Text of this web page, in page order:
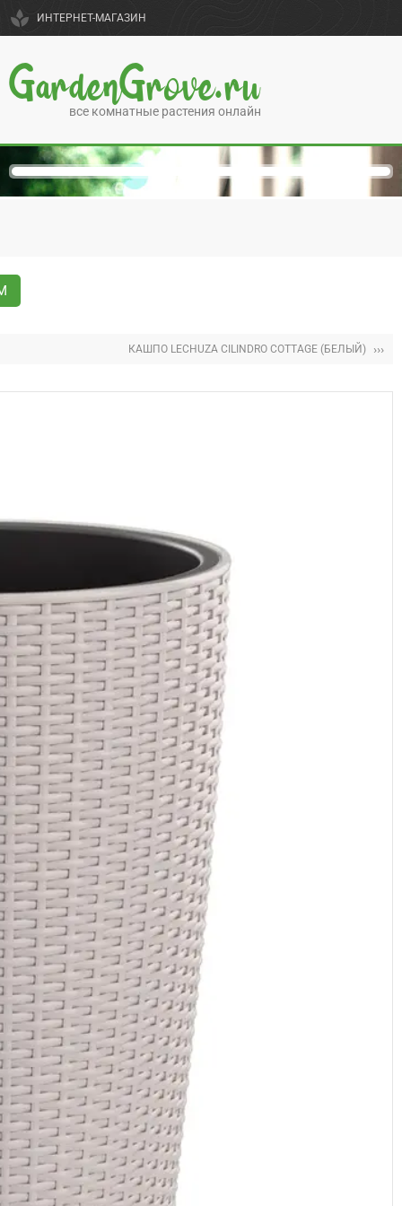
spa ИНТЕРНЕТ-МАГАЗИН
GardenGrove.ru
все комнатные растения онлайн
КАШПО LECHUZA CILINDRO COTTAGE (БЕЛЫЙ) ›››